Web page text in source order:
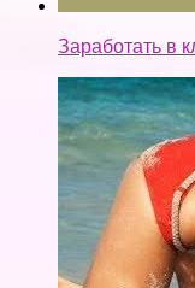
Заработать в